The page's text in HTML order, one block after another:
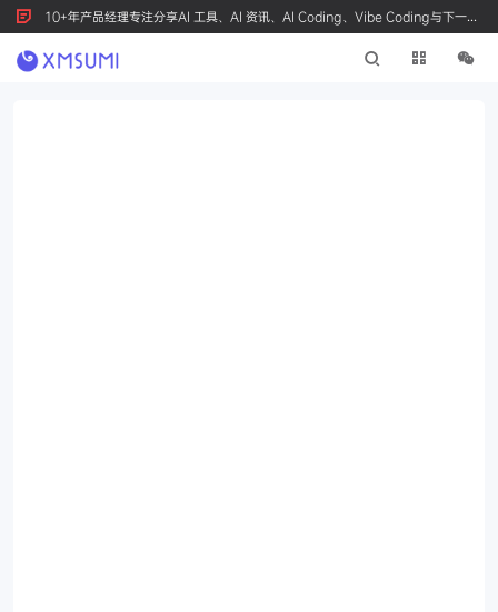
10+年产品经理专注分享AI 工具、AI 资讯、AI Coding、Vibe Coding与下一代
产品创新，按 Ctrl+D 收藏我们